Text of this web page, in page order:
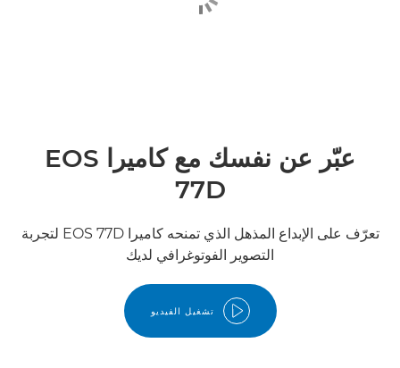
عبّر عن نفسك مع كاميرا EOS
77D
تعرّف على الإبداع المذهل الذي تمنحه كاميرا EOS 77D لتجربة
التصوير الفوتوغرافي لديك
تشغيل الفيديو